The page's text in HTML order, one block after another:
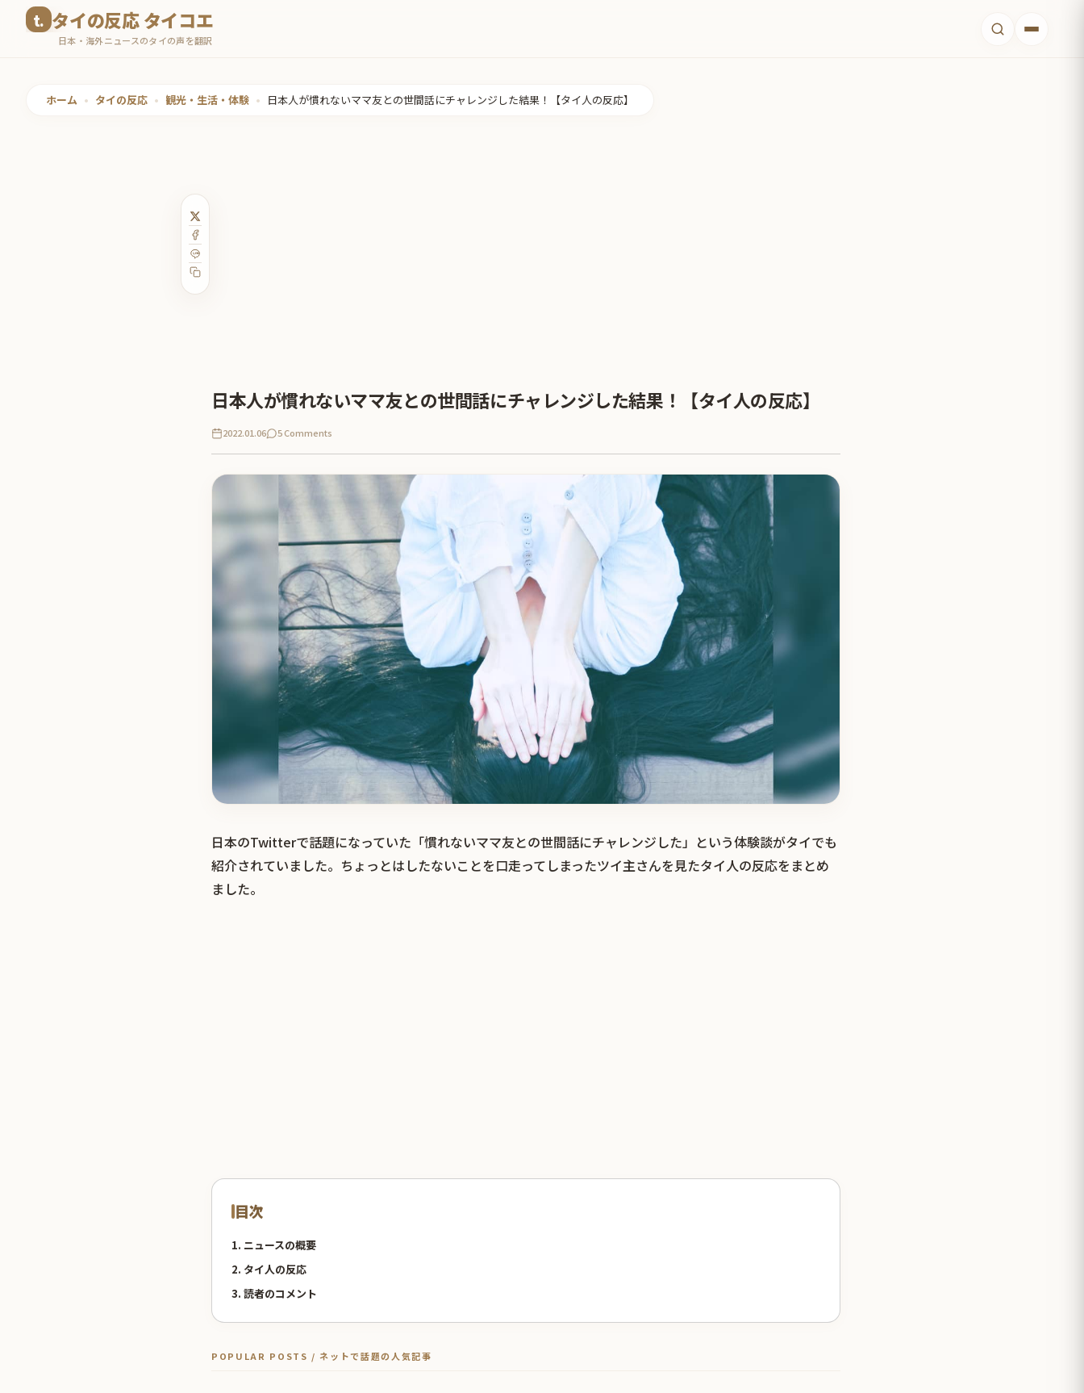
タイの反応 タイコエ
日本・海外ニュースのタイの声を翻訳
ホーム • タイの反応 • 観光・生活・体験 • 日本人が慣れないママ友との世間話にチャレンジした結果！【タイ人の反応】
日本人が慣れないママ友との世間話にチャレンジした結果！【タイ人の反応】
2022.01.06 5 Comments
日本のTwitterで話題になっていた「慣れないママ友との世間話にチャレンジした」という体験談がタイでも
紹介されていました。ちょっとはしたないことを口走ってしまったツイ主さんを見たタイ人の反応をまとめ
ました。
目次
1. ニュースの概要
2. タイ人の反応
3. 読者のコメント
POPULAR POSTS / ネットで話題の人気記事